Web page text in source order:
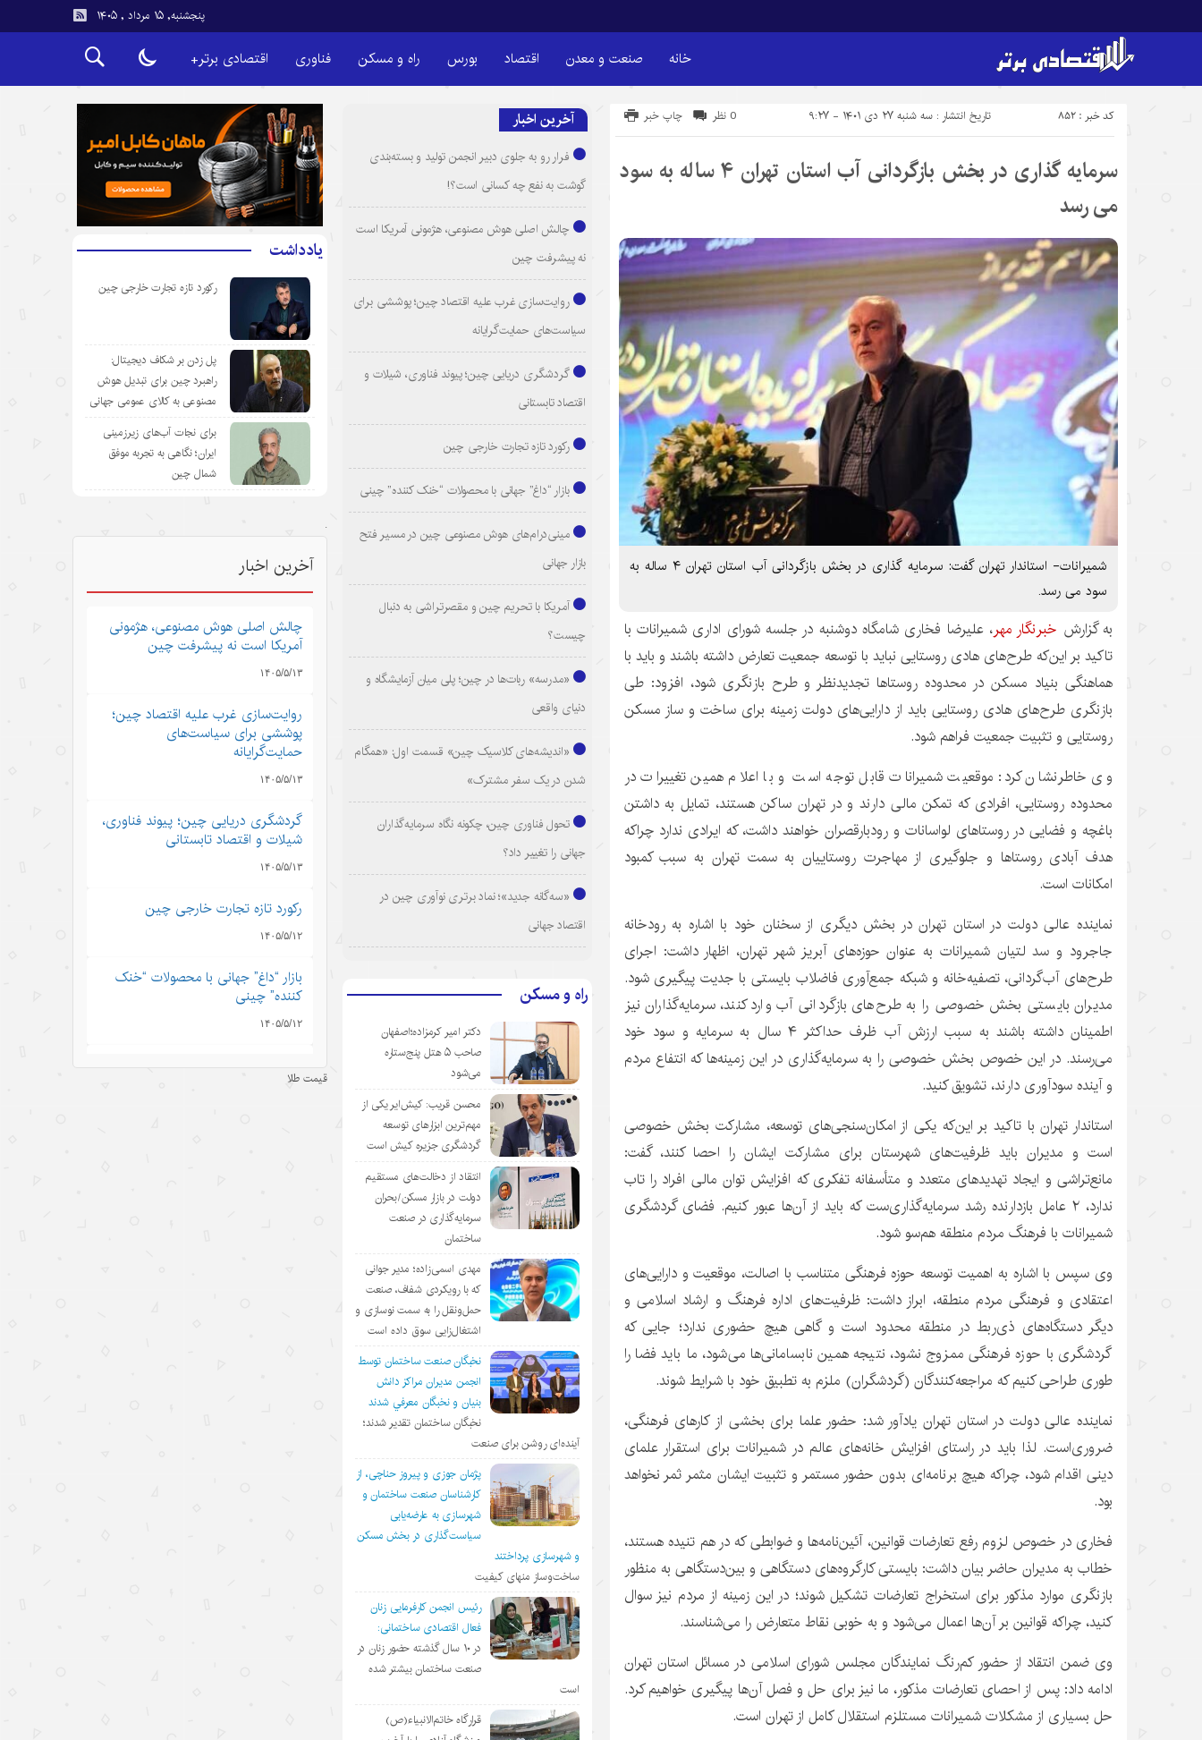
پنجشنبه, ۱۵ مرداد , ۱۴۰۵
خانه صنعت و معدن اقتصاد بورس راه و مسکن فناوری اقتصادی برتر+
تاریخ انتشار : سه شنبه ۲۷ دی ۱۴۰۱ - ۹:۲۷ کد خبر : 852 چاپ خبر 0 نظر
سرمایه گذاری در بخش بازگردانی آب استان تهران ۴ ساله به سود
می رسد
شمیرانات- استاندار تهران گفت: سرمایه گذاری در بخش بازگردانی آب استان تهران ۴ ساله به
سود می رسد.
به گزارش خبرنگار مهر، علیرضا فخاری شامگاه دوشنبه در جلسه شورای اداری شمیرانات با
تاکید بر این‌که طرح‌های هادی روستایی نباید با توسعه جمعیت تعارض داشته باشند و باید با
هماهنگی بنیاد مسکن در محدوده روستاها تجدیدنظر و طرح بازنگری شود، افزود: طی
بازنگری طرح‌های هادی روستایی باید از دارایی‌های دولت زمینه برای ساخت و ساز مسکن
روستایی و تثبیت جمعیت فراهم شود.
وی خاطرنشان کرد: موقعیت شمیرانات قابل توجه است و با اعلام همین تغییرات در
محدوده روستایی، افرادی که تمکن مالی دارند و در تهران ساکن هستند، تمایل به داشتن
باغچه و فضایی در روستاهای لواسانات ورودبارقصران خواهند داشت، که ایرادی ندارد چراکه
هدف آبادی روستاها و جلوگیری از مهاجرت روستاییان به سمت تهران به سبب کمبود
امکانات است.
نماینده عالی دولت در استان تهران در بخش دیگری از سخنان خود با اشاره به رودخانه
جاجرود و سد لتیان شمیرانات به عنوان حوزه‌های آبریز شهر تهران، اظهار داشت: اجرای
طرح‌های آب‌گردانی، تصفیه‌خانه و شبکه جمع‌آوری فاضلاب بایستی با جدیت پیگیری شود.
مدیران بایستی بخش خصوصی را به طرح‌های بازگردانی آب وارد کنند، سرمایه‌گذاران نیز
اطمینان داشته باشند به سبب ارزش آب ظرف حداکثر ۴ سال به سرمایه و سود خود
می‌رسند. در این خصوص بخش خصوصی را به سرمایه‌گذاری در این زمینه‌ها که انتفاع مردم
و آینده سودآوری دارند، تشویق کنید.
استاندار تهران با تاکید بر این‌که یکی از امکان‌سنجی‌های توسعه، مشارکت بخش خصوصی
است و مدیران باید ظرفیت‌های شهرستان برای مشارکت ایشان را احصا کنند، گفت:
مانع‌تراشی و ایجاد تهدیدهای متعدد و متأسفانه تفکری که افزایش توان مالی افراد را تاب
ندارد، ۲ عامل بازدارنده رشد سرمایه‌گذاری‌ست که باید از آن‌ها عبور کنیم. فضای گردشگری
شمیرانات با فرهنگ مردم منطقه هم‌سو شود.
وی سپس با اشاره به اهمیت توسعه حوزه فرهنگی متناسب با اصالت، موقعیت و دارایی‌های
اعتقادی و فرهنگی مردم منطقه، ابراز داشت: ظرفیت‌های اداره فرهنگ و ارشاد اسلامی و
دیگر دستگاه‌های ذی‌ربط در منطقه محدود است و گاهی هیچ حضوری ندارد؛ جایی که
گردشگری با حوزه فرهنگی ممزوج نشود، نتیجه همین نابسامانی‌ها می‌شود، ما باید فضا را
طوری طراحی کنیم که مراجعه‌کنندگان (گردشگران) ملزم به تطبیق خود با شرایط شوند.
نماینده عالی دولت در استان تهران یادآور شد: حضور علما برای بخشی از کارهای فرهنگی،
ضروری‌است. لذا باید در راستای افزایش خانه‌های عالم در شمیرانات برای استقرار علمای
دینی اقدام شود، چراکه هیچ برنامه‌ای بدون حضور مستمر و تثبیت ایشان مثمر ثمر نخواهد
بود.
فخاری در خصوص لزوم رفع تعارضات قوانین، آئین‌نامه‌ها و ضوابطی که در هم تنیده هستند،
خطاب به مدیران حاضر بیان داشت: بایستی کارگروه‌های دستگاهی و بین‌دستگاهی به منظور
بازنگری موارد مذکور برای استخراج تعارضات تشکیل شوند؛ در این زمینه از مردم نیز سوال
کنید، چراکه قوانین بر آن‌ها اعمال می‌شود و به خوبی نقاط متعارض را می‌شناسند.
وی ضمن انتقاد از حضور کم‌رنگ نمایندگان مجلس شورای اسلامی در مسائل استان تهران
ادامه داد: پس از احصای تعارضات مذکور، ما نیز برای حل و فصل آن‌ها پیگیری خواهیم کرد.
حل بسیاری از مشکلات شمیرانات مستلزم استقلال کامل از تهران است.
آخرین اخبار
فرار رو به جلوی دبیر انجمن تولید و بسته‌بندی
گوشت به نفع چه کسانی است؟!
چالش اصلی هوش مصنوعی، هژمونی آمریکا است
نه پیشرفت چین
روایت‌سازی غرب علیه اقتصاد چین؛ پوششی برای
سیاست‌های حمایت‌گرایانه
گردشگری دریایی چین؛ پیوند فناوری، شیلات و
اقتصاد تابستانی
رکورد تازه تجارت خارجی چین
بازار “داغ” جهانی با محصولات “خنک کننده” چینی
مینی‌درام‌های هوش مصنوعی چین در مسیر فتح
بازار جهانی
آمریکا با تحریم چین و مقصرتراشی به دنبال
چیست؟
«مدرسه» ربات‌ها در چین؛ پلی میان آزمایشگاه و
دنیای واقعی
«اندیشه‌های کلاسیک چین» قسمت اول: «همگام
شدن در یک سفر مشترک»
تحول فناوری چین، چکونه نگاه سرمایه‌گذاران
جهانی را تغییر داد؟
«سه‌گانه جدید»؛ نماد برتری نوآوری چین در
اقتصاد جهانی
راه و مسکن
دکتر امیر کرمزاده؛اصفهان
صاحب ۵ هتل پنج‌ستاره
می‌شود
محسن قریب: کیش‌ایر یکی از
مهم‌ترین ابزارهای توسعه
گردشگری جزیره کیش است
انتقاد از دخالت‌های مستقیم
دولت در بازار مسکن/بحران
سرمایه‌گذاری در صنعت
ساختمان
مهدی اسمی‌زاده؛ مدیر جوانی
که با رویکردی شفاف، صنعت
حمل‌ونقل را به سمت نوسازی و
اشتغال‌زایی سوق داده است
نخبگان صنعت ساختمان توسط
انجمن مديران مراكز دانش
بنيان و نخبگان معرفي شدند
نخبگان ساختمان تقدیر شدند؛
آینده‌ای روشن برای صنعت
پژمان جوزی و پیروز حناچی، از
کارشناسان صنعت ساختمان و
شهرسازی به عارضه‌یابی
سیاست‌گذاری در بخش مسکن
و شهرسازی پرداختند
ساخت‌وساز منهای کیفیت
رئیس انجمن کارفرمایی زنان
فعال اقتصادی ساختمانی:
در ١٠ سال گذشته حضور زنان در
صنعت ساختمان بیشتر شده
است
قرارگاه خاتم‌الانبیاء(ص)
یادداشت
رکورد تازه تجارت خارجی چین
پل زدن بر شکاف دیجیتال:
راهبرد چین برای تبدیل هوش
مصنوعی به کالای عمومی جهانی
برای نجات آب‌های زیرزمینی
ایران؛ نگاهی به تجربه موفق
شمال چین
.
آخرین اخبار
چالش اصلی هوش مصنوعی، هژمونی
آمریکا است نه پیشرفت چین
۱۴۰۵/۵/۱۳
روایت‌سازی غرب علیه اقتصاد چین؛
پوششی برای سیاست‌های
حمایت‌گرایانه
۱۴۰۵/۵/۱۳
گردشگری دریایی چین؛ پیوند فناوری،
شیلات و اقتصاد تابستانی
۱۴۰۵/۵/۱۳
رکورد تازه تجارت خارجی چین
۱۴۰۵/۵/۱۲
بازار “داغ” جهانی با محصولات “خنک
کننده” چینی
۱۴۰۵/۵/۱۲
مینی‌درام‌های هوش مصنوعی چین در
مسیر فتح بازار جهانیقیمت طلا